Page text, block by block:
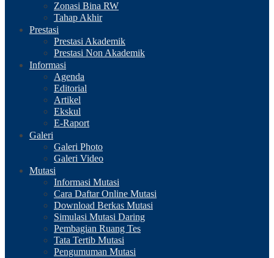
Zonasi Bina RW
Tahap Akhir
Prestasi
Prestasi Akademik
Prestasi Non Akademik
Informasi
Agenda
Editorial
Artikel
Ekskul
E-Raport
Galeri
Galeri Photo
Galeri Video
Mutasi
Informasi Mutasi
Cara Daftar Online Mutasi
Download Berkas Mutasi
Simulasi Mutasi Daring
Pembagian Ruang Tes
Tata Tertib Mutasi
Pengumuman Mutasi